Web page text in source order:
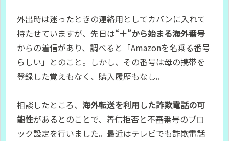
外出時は迷ったときの連絡用としてカバンに入れて
持たせていますが、先日は“＋”から始まる海外番号
からの着信があり、調べると「Amazonを名乗る番号
らしい」とのこと。しかし、その番号は母の携帯を
登録した覚えもなく、購入履歴もなし。
相談したところ、 海外転送を利用した詐欺電話の可
能性があるとのことで、着信拒否と不審番号のブロ
ック設定を行いました。最近はテレビでも詐欺電話